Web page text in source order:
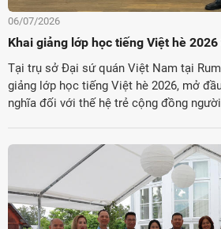
06/07/2026
Khai giảng lớp học tiếng Việt hè
Tại trụ sở Đại sứ quán Việt Nam tại
giảng lớp học tiếng Việt hè 2026, mở
nghĩa đối với thế hệ trẻ cộng đồng